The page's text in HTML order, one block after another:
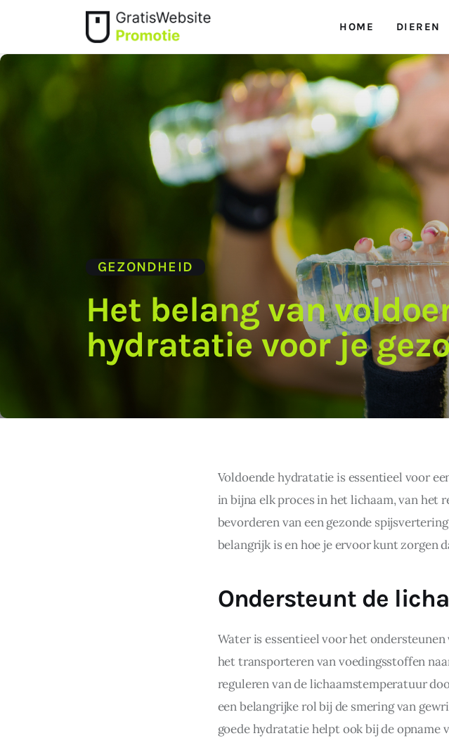
HOME DIEREN
Dieren
Gezondheid
GEZONDHEID
Het belang van
hydratatie voor je
Voldoende hydratatie is essentieel voor
in bijna elk proces in het lichaam, van
bevorderen van een gezonde
belangrijk is en hoe je ervoor kunt zorgen
Ondersteunt de
Water is essentieel voor het
het transporteren van voedingsstoffen
reguleren van de lichaamstemperatuur
een belangrijke rol bij de smering van
goede hydratatie helpt ook bij de opname